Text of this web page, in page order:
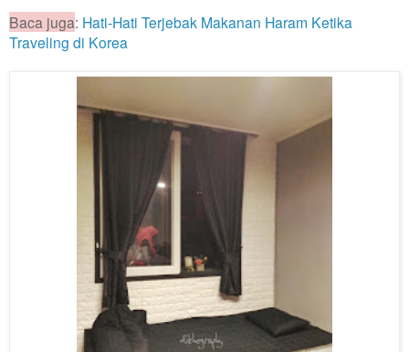
Baca juga: Hati-Hati Terjebak Makanan Haram Ketika
Traveling di Korea